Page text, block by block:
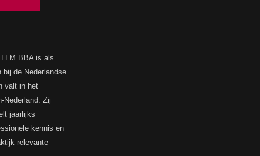
BBA is als
bij de Nederlandse
valt in het
Nederland. Zij
jaarlijks
kennis en
relevante